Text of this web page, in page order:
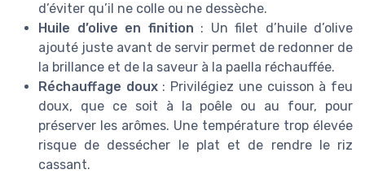
d’éviter qu’il ne colle ou ne dessèche.
Huile d’olive en finition : Un filet d’huile d’olive
ajouté juste avant de servir permet de redonner de
la brillance et de la saveur à la paella réchauffée.
Réchauffage doux: Privilégiez une cuisson à feu
doux, que ce soit à la poêle ou au four, pour
préserver les arômes. Une température trop élevée
risque de dessécher le plat et de rendre le riz
cassant.